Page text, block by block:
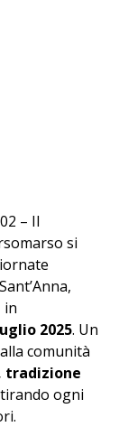
– Il
si
in
2025. Un
comunità
tradizione
ogni